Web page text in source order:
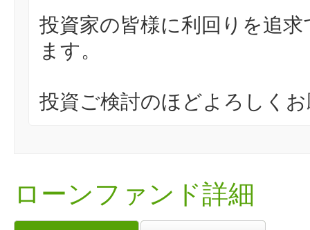
投資家の皆様に利回りを追
ます。
投資ご検討のほどよろしく
ローンファンド詳細